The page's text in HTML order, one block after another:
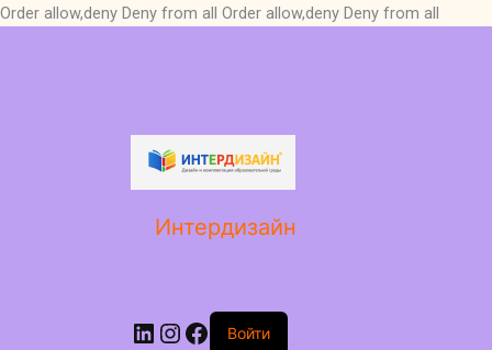
Order allow,deny Deny from all Order allow,deny Deny from all
Интердизайн
LinkedIn
Instagram
Facebook
Войти